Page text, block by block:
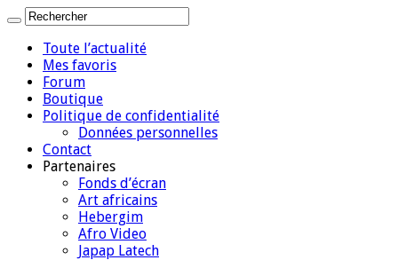
Toute l’actualité
Mes favoris
Forum
Boutique
Politique de confidentialité
Données personnelles
Contact
Partenaires
Fonds d’écran
Art africains
Hebergim
Afro Video
Japap Latech